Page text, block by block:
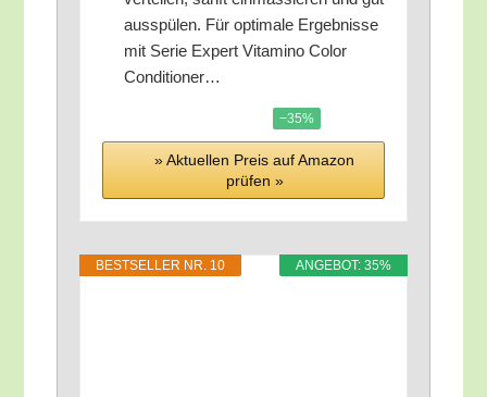
aus­spü­len. Für opti­ma­le Ergeb­nis­se
mit Serie Expert Vit­ami­no Color
Conditioner…
−35%
» Aktu­el­len Preis auf Ama­zon
prü­fen »
ANGE­BOT: 35%
BEST­SEL­LER NR. 10